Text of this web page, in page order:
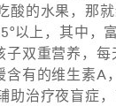
酸的水果，那
以上，其中，
双重营养，每
含有的维生素A
助治疗夜盲症